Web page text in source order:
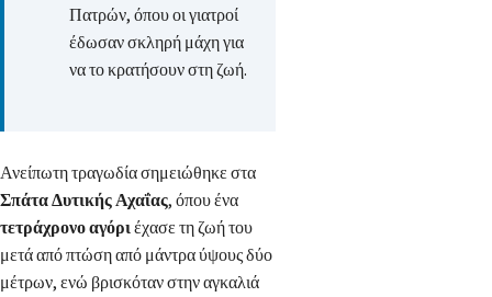
Πατρών, όπου οι γιατροί
έδωσαν σκληρή μάχη για
να το κρατήσουν στη ζωή.
Ανείπωτη τραγωδία σημειώθηκε στα
Σπάτα Δυτικής Αχαΐας, όπου ένα
τετράχρονο αγόριέχασε τη ζωή του
μετά από πτώση από μάντρα ύψους δύο
μέτρων, ενώ βρισκόταν στην αγκαλιά